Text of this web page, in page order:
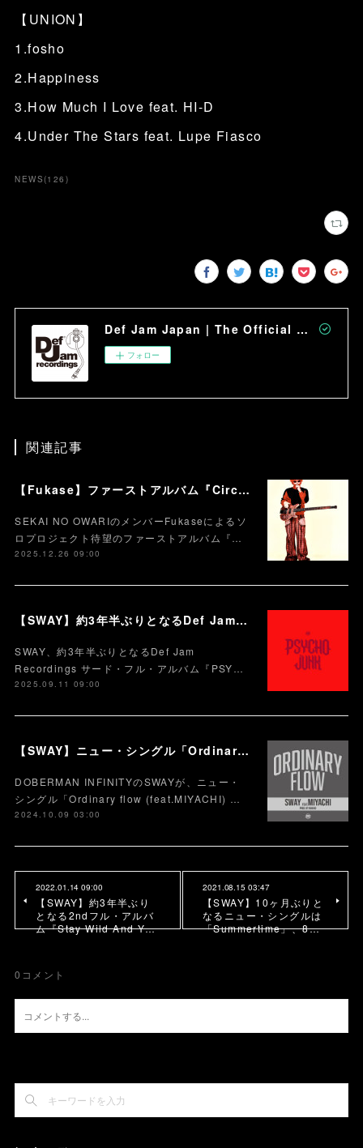
【UNION】
1.fosho
2.Happiness
3.How Much I Love feat. HI-D
4.Under The Stars feat. Lupe Fiasco
NEWS(126 )
Def Jam Japan | The Official Site
フォロー
関連記事
【Fukase】ファーストアルバム『Circusm』本日配信スタート！！！ CDパッケージの発売も決定！ 超豪華仕様のデラックス盤など5月にリリース！
SEKAI NO OWARIのメンバーFukaseによるソ
ロプロジェクト待望のファーストアルバム『…
2025.12.26 09:00
【SWAY】約3年半ぶりとなるDef Jam Recordingsからのサード・フル・アルバム『PSYCHO JUNK』、9月12日サプライズ・リリース。
SWAY、約3年半ぶりとなるDef Jam
Recordings サード・フル・アルバム『PSY…
2025.09.11 09:00
【SWAY】ニュー・シングル「Ordinary flow (feat.MIYACHI) 」を本日10月9日に配信スタート。 週末の休みまで頑張る社会人への応援ソング
DOBERMAN INFINITYのSWAYが、ニュー・
シングル「Ordinary flow (feat.MIYACHI) …
2024.10.09 03:00
2022.01.14 09:00
【SWAY】約3年半ぶり
となる2ndフル・アルバ
ム『Stay Wild And Y…
2021.08.15 03:47
【SWAY】10ヶ月ぶりと
なるニュー・シングルは
「Summertime」、8…
0 コメント